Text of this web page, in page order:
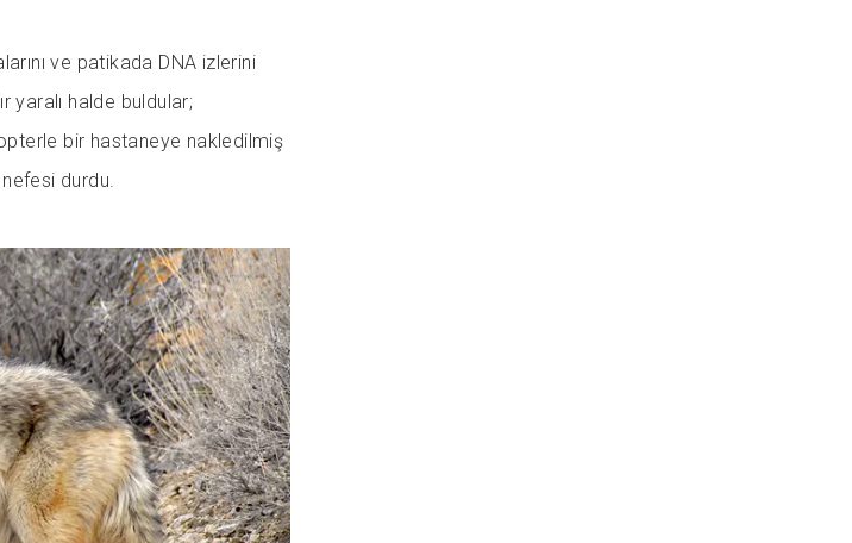
ve patikada DNA izlerini
yaralı halde buldular;
bir hastaneye nakledilmiş
durdu.